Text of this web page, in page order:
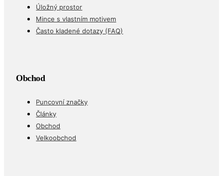
Úložný prostor
Mince s vlastním motivem
Často kladené dotazy (FAQ)
Obchod
Puncovní značky
Články
Obchod
Velkoobchod